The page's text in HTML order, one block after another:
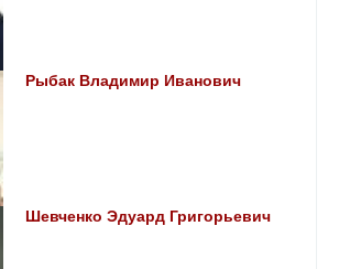
Рыбак Владимир Иванович
Шевченко Эдуард Григорьевич